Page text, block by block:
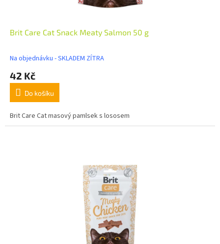
Brit Care Cat Snack Meaty Salmon 50 g
Na objednávku - SKLADEM ZÍTRA
42 Kč
Do košíku
Brit Care Cat masový pamlsek s lososem